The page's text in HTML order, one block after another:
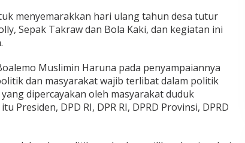
menyemarakkan hari ulang tahun desa tutur
Sepak Takraw dan Bola Kaki, dan kegiatan ini
Muslimin Haruna pada penyampaiannya
dan masyarakat wajib terlibat dalam politik
dipercayakan oleh masyarakat duduk
Presiden, DPD RI, DPR RI, DPRD Provinsi, DPRD